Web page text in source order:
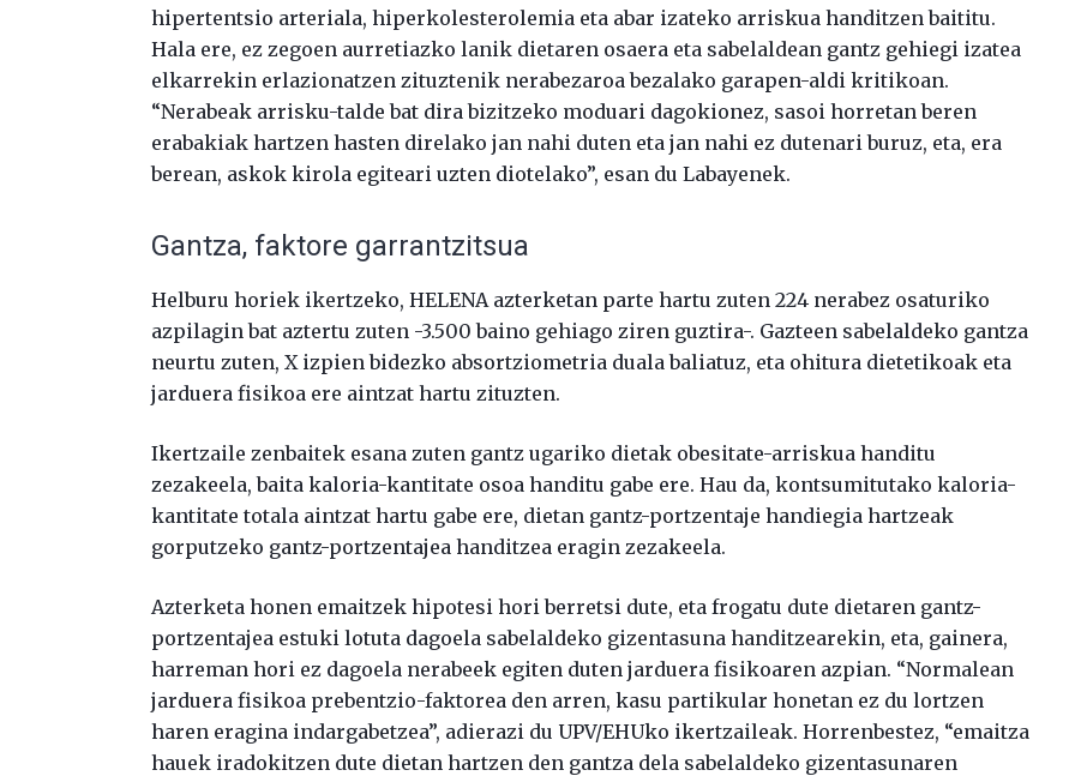
hipertentsio arteriala, hiperkolesterolemia eta abar izateko arriskua handitzen baititu.
Hala ere, ez zegoen aurretiazko lanik dietaren osaera eta sabelaldean gantz gehiegi izatea
elkarrekin erlazionatzen zituztenik nerabezaroa bezalako garapen-aldi kritikoan.
“Nerabeak arrisku-talde bat dira bizitzeko moduari dagokionez, sasoi horretan beren
erabakiak hartzen hasten direlako jan nahi duten eta jan nahi ez dutenari buruz, eta, era
berean, askok kirola egiteari uzten diotelako”, esan du Labayenek.
Gantza, faktore garrantzitsua
Helburu horiek ikertzeko, HELENA azterketan parte hartu zuten 224 nerabez osaturiko
azpilagin bat aztertu zuten -3.500 baino gehiago ziren guztira-. Gazteen sabelaldeko gantza
neurtu zuten, X izpien bidezko absortziometria duala baliatuz, eta ohitura dietetikoak eta
jarduera fisikoa ere aintzat hartu zituzten.
Ikertzaile zenbaitek esana zuten gantz ugariko dietak obesitate-arriskua handitu
zezakeela, baita kaloria-kantitate osoa handitu gabe ere. Hau da, kontsumitutako kaloria-
kantitate totala aintzat hartu gabe ere, dietan gantz-portzentaje handiegia hartzeak
gorputzeko gantz-portzentajea handitzea eragin zezakeela.
Azterketa honen emaitzek hipotesi hori berretsi dute, eta frogatu dute dietaren gantz-
portzentajea estuki lotuta dagoela sabelaldeko gizentasuna handitzearekin, eta, gainera,
harreman hori ez dagoela nerabeek egiten duten jarduera fisikoaren azpian. “Normalean
jarduera fisikoa prebentzio-faktorea den arren, kasu partikular honetan ez du lortzen
haren eragina indargabetzea”, adierazi du UPV/EHUko ikertzaileak. Horrenbestez, “emaitza
hauek iradokitzen dute dietan hartzen den gantza dela sabelaldeko gizentasunaren